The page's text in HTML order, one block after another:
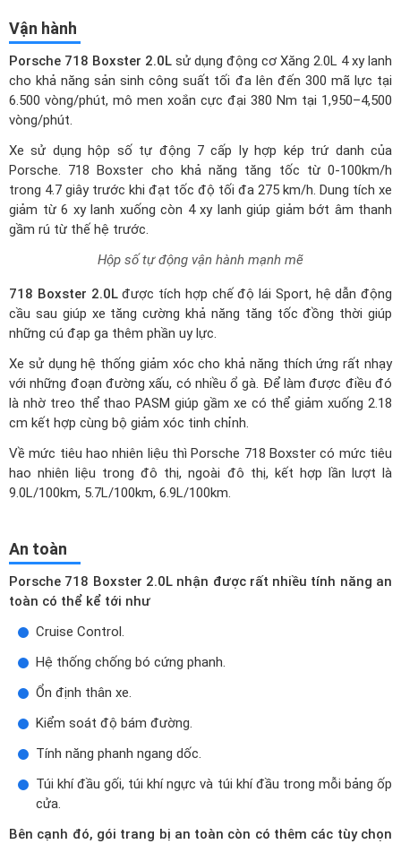
Vận hành
Porsche 718 Boxster 2.0L sử dụng động cơ Xăng 2.0L 4 xy lanh
cho khả năng sản sinh công suất tối đa lên đến 300 mã lực tại
6.500 vòng/phút, mô men xoắn cực đại 380 Nm tại 1,950–4,500
vòng/phút.
Xe sử dụng hộp số tự động 7 cấp ly hợp kép trứ danh của
Porsche. 718 Boxster cho khả năng tăng tốc từ 0-100km/h
trong 4.7 giây trước khi đạt tốc độ tối đa 275 km/h. Dung tích xe
giảm từ 6 xy lanh xuống còn 4 xy lanh giúp giảm bớt âm thanh
gầm rú từ thế hệ trước.
Hộp số tự động vận hành mạnh mẽ
718 Boxster 2.0Lđược tích hợp chế độ lái Sport, hệ dẫn động
cầu sau giúp xe tăng cường khả năng tăng tốc đồng thời giúp
những cú đạp ga thêm phần uy lực.
Xe sử dụng hệ thống giảm xóc cho khả năng thích ứng rất nhạy
với những đoạn đường xấu, có nhiều ổ gà. Để làm được điều đó
là nhờ treo thể thao PASM giúp gầm xe có thể giảm xuống 2.18
cm kết hợp cùng bộ giảm xóc tinh chỉnh.
Về mức tiêu hao nhiên liệu thì Porsche 718 Boxster có mức tiêu
hao nhiên liệu trong đô thị, ngoài đô thị, kết hợp lần lượt là
9.0L/100km, 5.7L/100km, 6.9L/100km.
An toàn
Porsche 718 Boxster 2.0L nhận được rất nhiều tính năng an
toàn có thể kể tới như
Cruise Control.
Hệ thống chống bó cứng phanh.
Ổn định thân xe.
Kiểm soát độ bám đường.
Tính năng phanh ngang dốc.
Túi khí đầu gối, túi khí ngực và túi khí đầu trong mỗi bảng ốp
cửa.
Bên cạnh đó, gói trang bị an toàn còn có thêm các tùy chọn